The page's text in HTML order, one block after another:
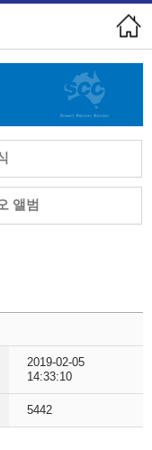
앨범
2019-02-05
14:33:10
5442